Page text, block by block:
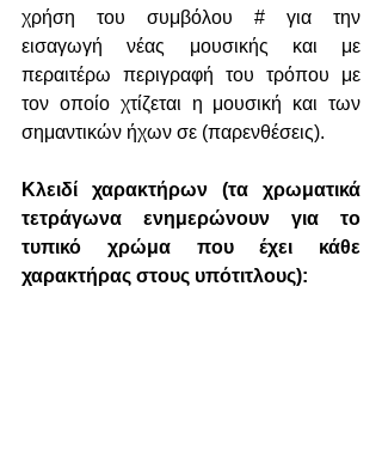
χρήση του συμβόλου # για την
εισαγωγή νέας μουσικής και με
περαιτέρω περιγραφή του τρόπου με
τον οποίο χτίζεται η μουσική και των
σημαντικών ήχων σε (παρενθέσεις).
Κλειδί χαρακτήρων (τα χρωματικά
τετράγωνα ενημερώνουν για το
τυπικό χρώμα που έχει κάθε
χαρακτήρας στους υπότιτλους):